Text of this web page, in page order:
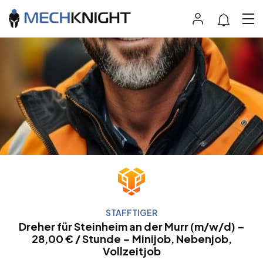
STAFFTIGER
Dreher für Steinheim an der Murr (m/w/d) –
28,00 € / Stunde – Minijob, Nebenjob,
Vollzeitjob